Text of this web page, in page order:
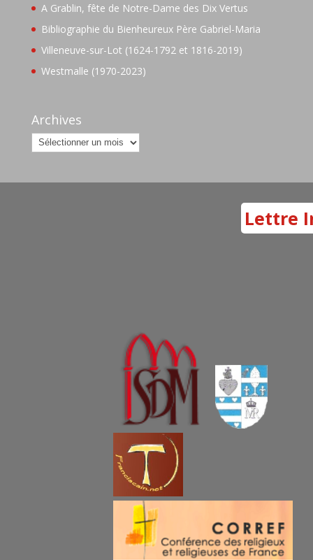
A Grablin, fête de Notre-Dame des Dix Vertus
Bibliographie du Bienheureux Père Gabriel-Maria
Villeneuve-sur-Lot (1624-1792 et 1816-2019)
Westmalle (1970-2023)
Archives
Archives
Lettre